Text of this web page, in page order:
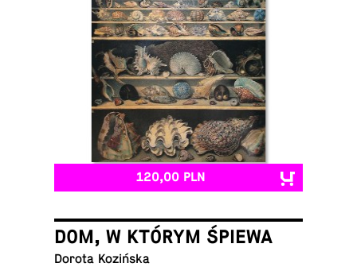
120,00 PLN
DOM, W KTÓRYM ŚPIEWA
Dorota Kozińska